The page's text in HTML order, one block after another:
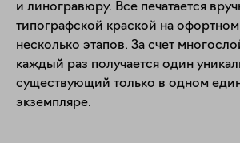
и линогравюру. Все печатается
типографской краской на офортном
несколько этапов. За счет
каждый раз получается один
существующий только в одном
экземпляре.